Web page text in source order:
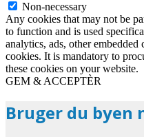
Non-necessary
Any cookies that may not be
to function and is used
analytics, ads, other embedded
cookies. It is mandatory to
these cookies on your website.
GEM & ACCEPTÈR
Bruger du byen